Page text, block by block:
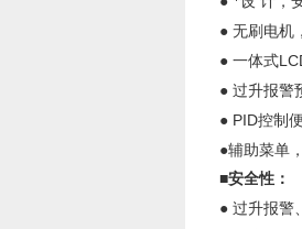
● 无刷电机
● 一体式
● 过升报警
● PID控制
●辅助菜单
■安全性：
● 过升报警